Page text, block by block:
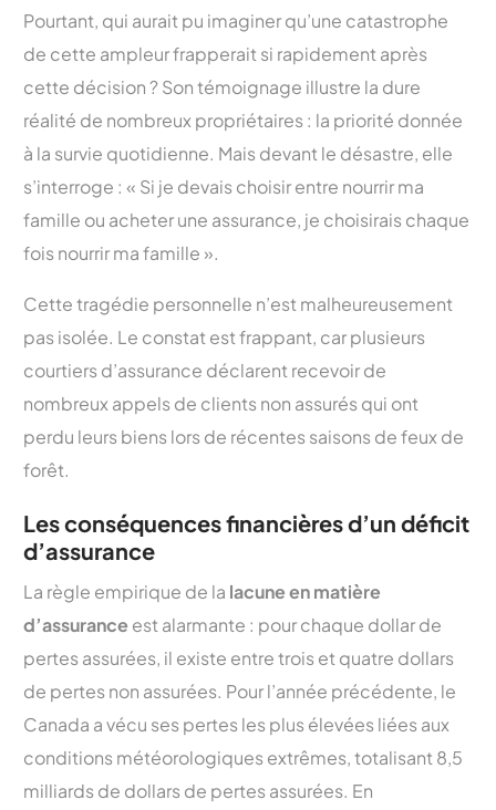
Pourtant, qui aurait pu imaginer qu’une catastrophe
de cette ampleur frapperait si rapidement après
cette décision ? Son témoignage illustre la dure
réalité de nombreux propriétaires : la priorité donnée
à la survie quotidienne. Mais devant le désastre, elle
s’interroge : « Si je devais choisir entre nourrir ma
famille ou acheter une assurance, je choisirais chaque
fois nourrir ma famille ».
Cette tragédie personnelle n’est malheureusement
pas isolée. Le constat est frappant, car plusieurs
courtiers d’assurance déclarent recevoir de
nombreux appels de clients non assurés qui ont
perdu leurs biens lors de récentes saisons de feux de
forêt.
Les conséquences financières d’un déficit
d’assurance
La règle empirique de la lacune en matière
d’assurance est alarmante : pour chaque dollar de
pertes assurées, il existe entre trois et quatre dollars
de pertes non assurées. Pour l’année précédente, le
Canada a vécu ses pertes les plus élevées liées aux
conditions météorologiques extrêmes, totalisant 8,5
milliards de dollars de pertes assurées. En